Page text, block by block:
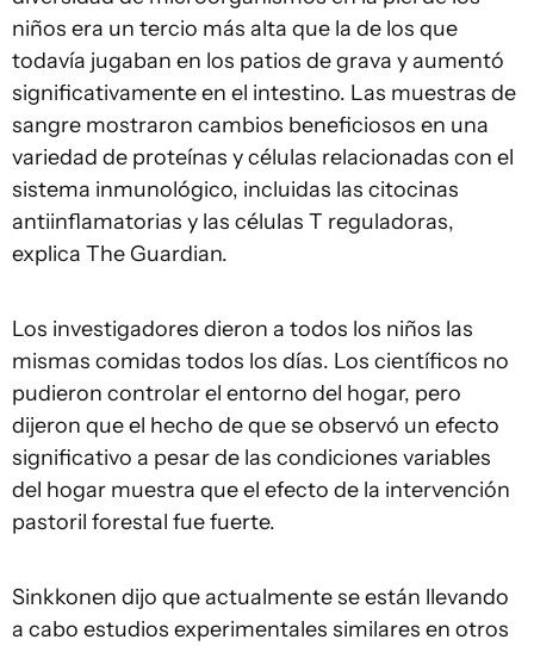
niños era un tercio más alta que la de los que
todavía jugaban en los patios de grava y aumentó
significativamente en el intestino. Las muestras de
sangre mostraron cambios beneficiosos en una
variedad de proteínas y células relacionadas con el
sistema inmunológico, incluidas las citocinas
antiinflamatorias y las células T reguladoras,
explica The Guardian.
Los investigadores dieron a todos los niños las
mismas comidas todos los días. Los científicos no
pudieron controlar el entorno del hogar, pero
dijeron que el hecho de que se observó un efecto
significativo a pesar de las condiciones variables
del hogar muestra que el efecto de la intervención
pastoril forestal fue fuerte.
Sinkkonen dijo que actualmente se están llevando
a cabo estudios experimentales similares en otros